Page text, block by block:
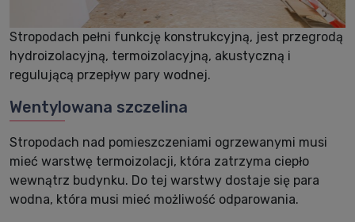
Stropodach pełni funkcję konstrukcyjną, jest przegrodą
hydroizolacyjną, termoizolacyjną, akustyczną i
regulującą przepływ pary wodnej.
Wentylowana szczelina
Stropodach nad pomieszczeniami ogrzewanymi musi
mieć warstwę termoizolacji, która zatrzyma ciepło
wewnątrz budynku. Do tej warstwy dostaje się para
wodna, która musi mieć możliwość odparowania.